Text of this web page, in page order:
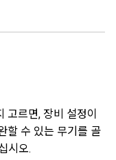
고르면, 장비 설정이
할 수 있는 무기를 골
시오.